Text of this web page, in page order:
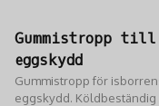
Gummistropp till
eggskydd
Gummistropp för
eggskydd. Köldbeständig